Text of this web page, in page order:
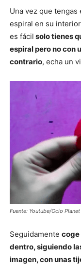
Una vez que
espiral en su
es fácil solo tienes
espiral pero no con
contrario, echa un
Fuente: Youtube/Ocio Planet
Seguidamente coge
dentro, siguiendo
imagen, con unas